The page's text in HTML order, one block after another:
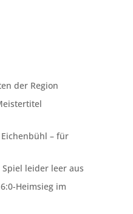
der Region
– für
leider leer aus
Heimsieg im